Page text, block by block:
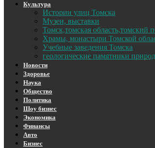
Культура
Истории улиц Томска
Музеи, выставки
Томск,томская область,томский
Храмы, монастыри Томской
Учебные заведения Томска
геологические памятники
Новости
Здоровье
Наука
Общество
Политика
Шоу бизнес
Экономика
Финансы
Авто
Бизнес